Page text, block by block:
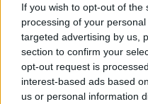
If you wish to opt-out of
processing of your
targeted advertising by us,
section to confirm your
opt-out request is
interest-based ads based
us or personal information
kerül, amire rászedik a
gyakran kínálnak
is, ízesítése
is egy tipikusan
eredeztethető vissza,